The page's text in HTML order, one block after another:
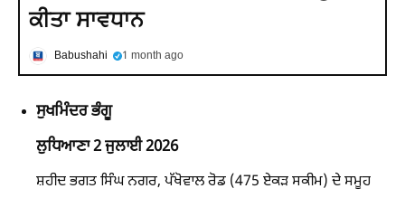
ਕੀਤਾ ਸਾਵਧਾਨ
Babushahi 1 month ago
ਸੁਖਮਿੰਦਰ ਭੰਗੂ
ਲੁਧਿਆਣਾ 2 ਜੁਲਾਈ 2026
ਸ਼ਹੀਦ ਭਗਤ ਸਿੰਘ ਨਗਰ, ਪੱਖੋਵਾਲ ਰੋਡ (475 ਏਕੜ ਸਕੀਮ) ਦੇ ਸਮੂਹ